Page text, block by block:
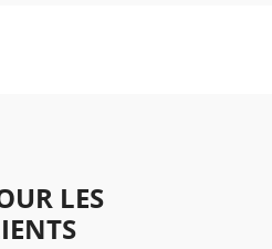
LES